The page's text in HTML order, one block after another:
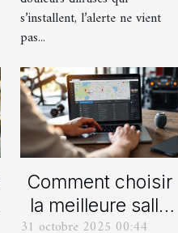
s’installent, l’alerte ne vient
pas...
Comment choisir
la meilleure salle
31 octobre 2025 00:44